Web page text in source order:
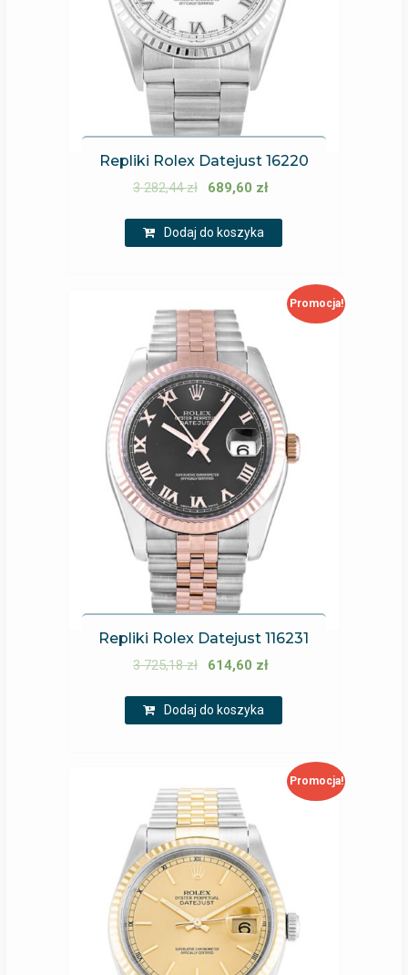
Repliki Rolex Datejust 16220
3 282,44zł 689,60 zł
Dodaj do koszyka
Promocja!
Repliki Rolex Datejust 116231
3 725,18zł 614,60 zł
Dodaj do koszyka
Promocja!